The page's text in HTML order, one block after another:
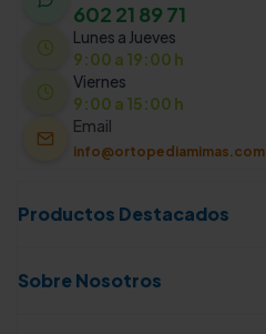
602 21 89 71
Lunes a Jueves
9:00 a 19:00 h
Viernes
9:00 a 15:00 h
Email
info@ortopediamimas.com
Productos Destacados
Sobre Nosotros